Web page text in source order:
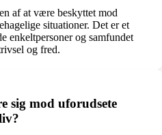
af at være beskyttet mod
situationer. Det er et
enkeltpersoner og samfundet
og fred.
sig mod uforudsete